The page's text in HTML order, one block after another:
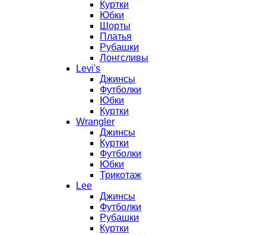
Куртки
Юбки
Шорты
Платья
Рубашки
Лонгсливы
Levi's
Джинсы
Футболки
Юбки
Куртки
Wrangler
Джинсы
Куртки
Футболки
Юбки
Трикотаж
Lee
Джинсы
Футболки
Рубашки
Куртки